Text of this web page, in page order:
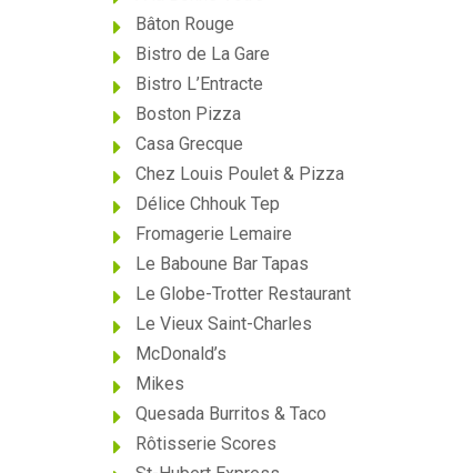
Bâton Rouge
Bistro de La Gare
Bistro L’Entracte
Boston Pizza
Casa Grecque
Chez Louis Poulet & Pizza
Délice Chhouk Tep
Fromagerie Lemaire
Le Baboune Bar Tapas
Le Globe-Trotter Restaurant
Le Vieux Saint-Charles
McDonald’s
Mikes
Quesada Burritos & Taco
Rôtisserie Scores